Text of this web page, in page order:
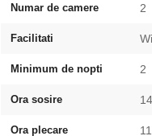
Numar de camere 2
Facilitati
Minimum de nopti 2
Ora sosire
Ora plecare